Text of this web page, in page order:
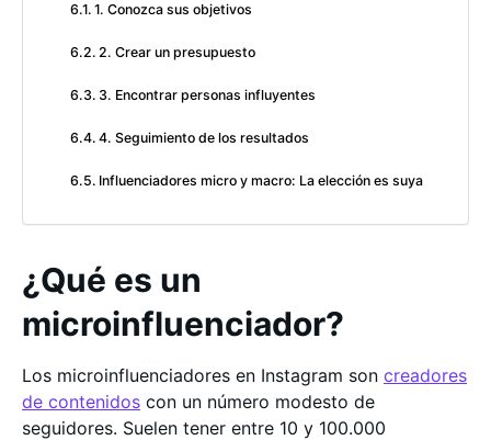
1. Conozca sus objetivos
2. Crear un presupuesto
3. Encontrar personas influyentes
4. Seguimiento de los resultados
Influenciadores micro y macro: La elección es suya
¿Qué es un
microinfluenciador?
Los microinfluenciadores en Instagram son creadores
de contenidos con un número modesto de
seguidores. Suelen tener entre 10 y 100.000